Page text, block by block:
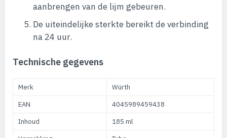
aanbrengen van de lijm gebeuren.
De uiteindelijke sterkte bereikt de verbinding
na 24 uur.
Technische gegevens
Merk
Würth
EAN
4045989459438
Inhoud
185 ml